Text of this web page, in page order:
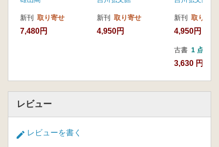
あとがき (阿部芳郎)
執筆者一覧
新刊 取り寄せ
7,480円
新刊 取り寄せ
4,950円
新刊 取り寄せ
4,950円
古書 1 点
3,630 円
レビュー
レビューを書く